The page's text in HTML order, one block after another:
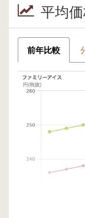
平均
前年比較